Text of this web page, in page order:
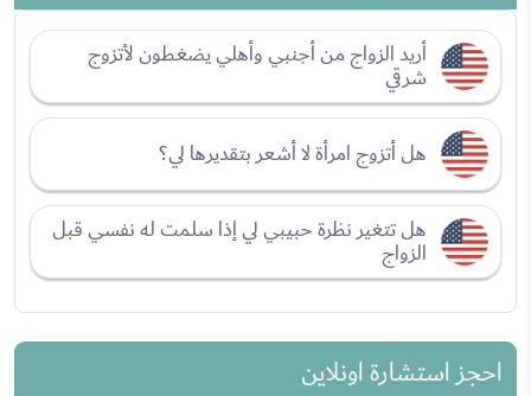
أريد الزواج من أجنبي وأهلي يضغطون لأتزوج
شرقي
هل أتزوج امرأة لا أشعر بتقديرها لي؟
هل تتغير نظرة حبيبي لي إذا سلمت له نفسي قبل
الزواج
احجز استشارة اونلاين